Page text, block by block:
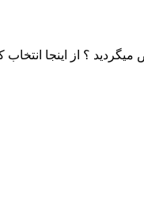
؟ از اینجا انتخاب